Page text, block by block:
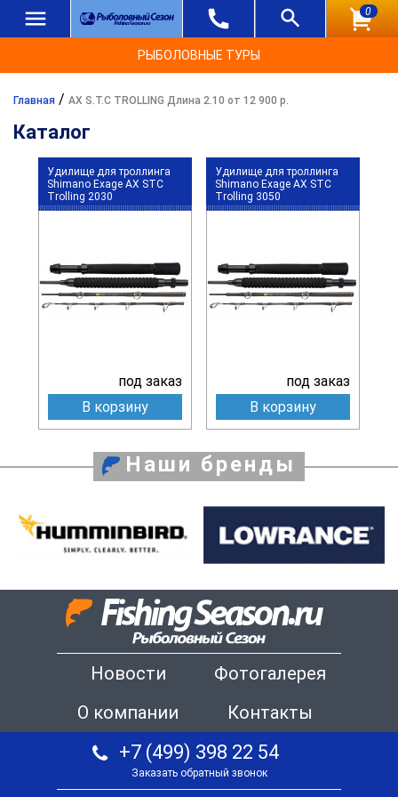
0
РЫБОЛОВНЫЕ ТУРЫ
Главная / AX S.T.C TROLLING Длина 2.10 от 12 900 р.
Каталог
Удилище для троллинга
Shimano Exage AX STC
Trolling 2030
под заказ
В корзину
Удилище для троллинга
Shimano Exage AX STC
Trolling 3050
под заказ
В корзину
Наши бренды
Новости
Фотогалерея
О компании
Контакты
+7 (499) 398 22 54
Заказать обратный звонок